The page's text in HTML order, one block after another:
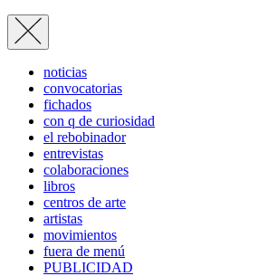
noticias
convocatorias
fichados
con q de curiosidad
el rebobinador
entrevistas
colaboraciones
libros
centros de arte
artistas
movimientos
fuera de menú
PUBLICIDAD